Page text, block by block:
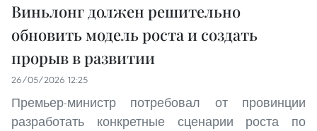
Виньлонг должен решительно
обновить модель роста и создать
прорыв в развитии
26/05/2026 12:25
Премьер-министр потребовал от провинции
разработать конкретные сценарии роста по